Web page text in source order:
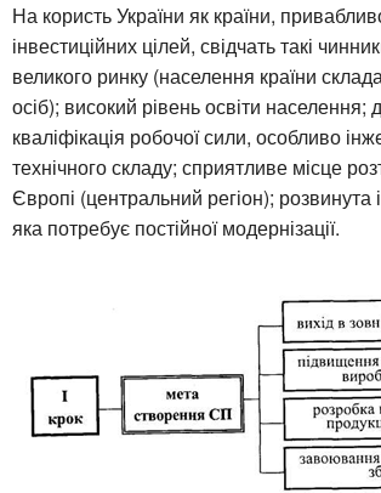
На користь України як країни,
інвестиційних цілей, свідчать такі
великого ринку (населення країни
осіб); високий рівень освіти населення;
кваліфікація робочої сили, особливо
технічного складу; сприятливе місце
Європі (центральний регіон); розвинута
яка потребує постійної модернізації.